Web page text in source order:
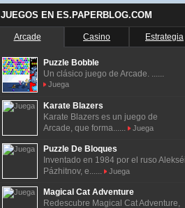
JUEGOS EN ES.PAPERBLOG.COM
Arcade Casino Estrategia
Puzzle Bobble
Un clásico juego de Arcade. ......
Juega
Karate Blazers
Karate Blazers es un juego de
Arcade, que forma......
Juega
Puzzle De Bloques
Inventado en 1984 por el ruso Alekséi
Pázhitnov, e......
Juega
Magical Cat Adventure
Redescubre Magical Cat Adventure,